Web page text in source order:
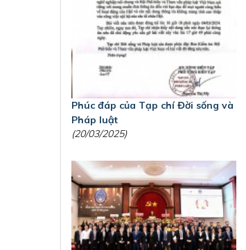
Phúc đáp của Tạp chí Đời sống và
Pháp luật
(20/03/2025)